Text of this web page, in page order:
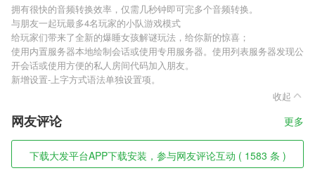
拥有很快的音频转换效率，仅需几秒钟即可完多个音频转换。
与朋友一起玩最多4名玩家的小队游戏模式
给玩家们带来了全新的爆睡女孩解谜玩法，给你新的惊喜；
使用内置服务器本地绘制会话或使用专用服务器。使用列表服务器发现公
开会话或使用方便的私人房间代码加入朋友。
新增设置-上字方式语法单独设置项。
收起
网友评论 更多
下载大发平台APP下载安装，参与网友评论互动 ( 1583 条 )